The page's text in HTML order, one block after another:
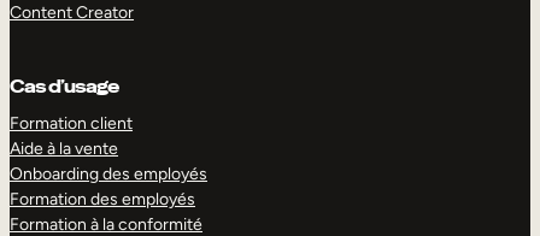
Content Creator
Cas d’usage
Formation client
Aide à la vente
Onboarding des employés
Formation des employés
Formation à la conformité